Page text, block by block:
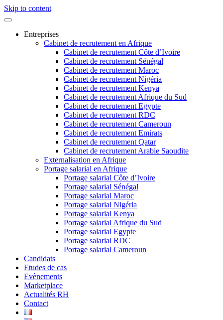
Skip to content
Entreprises
Cabinet de recrutement en Afrique
Cabinet de recrutement Côte d’Ivoire
Cabinet de recrutement Sénégal
Cabinet de recrutement Maroc
Cabinet de recrutement Nigéria
Cabinet de recrutement Kenya
Cabinet de recrutement Afrique du Sud
Cabinet de recrutement Egypte
Cabinet de recrutement RDC
Cabinet de recrutement Cameroun
Cabinet de recrutement Emirats
Cabinet de recrutement Qatar
Cabinet de recrutement Arabie Saoudite
Externalisation en Afrique
Portage salarial en Afrique
Portage salarial Côte d’Ivoire
Portage salarial Sénégal
Portage salarial Maroc
Portage salarial Nigéria
Portage salarial Kenya
Portage salarial Afrique du Sud
Portage salarial Egypte
Portage salarial RDC
Portage salarial Cameroun
Candidats
Etudes de cas
Evènements
Marketplace
Actualités RH
Contact